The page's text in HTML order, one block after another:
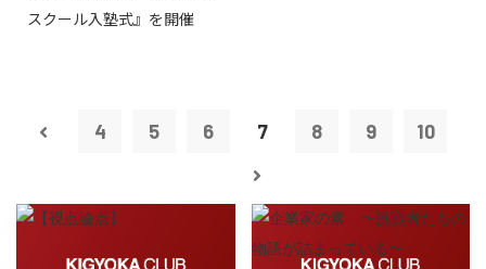
スクール入塾式』を開催
4 5 6 7 8 9 10